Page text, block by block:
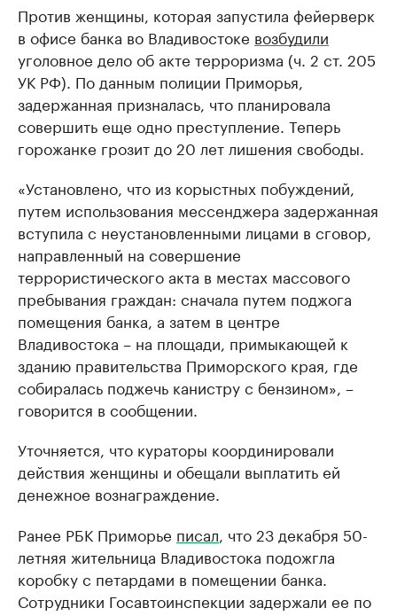
Против женщины, которая запустила фейерверк
в офисе банка во Владивостоке возбудили
уголовное дело об акте терроризма (ч. 2 ст. 205
УК РФ). По данным полиции Приморья,
задержанная призналась, что планировала
совершить еще одно преступление. Теперь
горожанке грозит до 20 лет лишения свободы.
«Установлено, что из корыстных побуждений,
путем использования мессенджера задержанная
вступила с неустановленными лицами в сговор,
направленный на совершение
террористического акта в местах массового
пребывания граждан: сначала путем поджога
помещения банка, а затем в центре
Владивостока – на площади, примыкающей к
зданию правительства Приморского края, где
собиралась поджечь канистру с бензином», –
говорится в сообщении.
Уточняется, что кураторы координировали
действия женщины и обещали выплатить ей
денежное вознаграждение.
Ранее РБК Приморье писал , что 23 декабря 50-
летняя жительница Владивостока подожгла
коробку с петардами в помещении банка.
Сотрудники Госавтоинспекции задержали ее по